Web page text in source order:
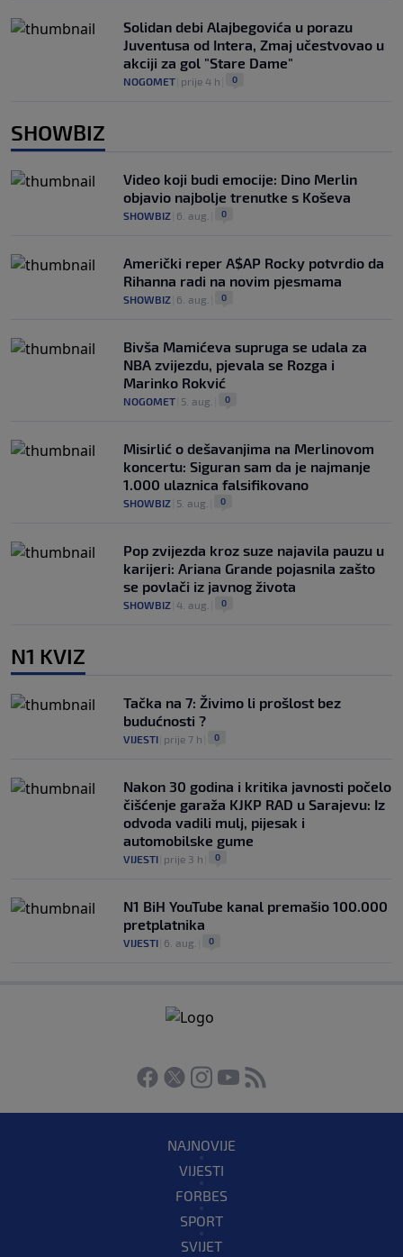
Solidan debi Alajbegovića u porazu
Juventusa od Intera, Zmaj učestvovao u
akciji za gol "Stare Dame"
NOGOMET prije 4 h 0
SHOWBIZ
Video koji budi emocije: Dino Merlin
objavio najbolje trenutke s Koševa
SHOWBIZ 6. aug. 0
Američki reper A$AP Rocky potvrdio da
Rihanna radi na novim pjesmama
SHOWBIZ 6. aug. 0
Bivša Mamićeva supruga se udala za
NBA zvijezdu, pjevala se Rozga i
Marinko Rokvić
NOGOMET 5. aug. 0
Misirlić o dešavanjima na Merlinovom
koncertu: Siguran sam da je najmanje
1.000 ulaznica falsifikovano
SHOWBIZ 5. aug. 0
Pop zvijezda kroz suze najavila pauzu u
karijeri: Ariana Grande pojasnila zašto
se povlači iz javnog života
SHOWBIZ 4. aug. 0
N1 KVIZ
Tačka na 7: Živimo li prošlost bez
budućnosti ?
VIJESTI prije 7 h 0
Nakon 30 godina i kritika javnosti počelo
čišćenje garaža KJKP RAD u Sarajevu: Iz
odvoda vadili mulj, pijesak i
automobilske gume
VIJESTI prije 3 h 0
N1 BiH YouTube kanal premašio 100.000
pretplatnika
VIJESTI 6. aug. 0
NAJNOVIJE
VIJESTI
FORBES
SPORT
SVIJET